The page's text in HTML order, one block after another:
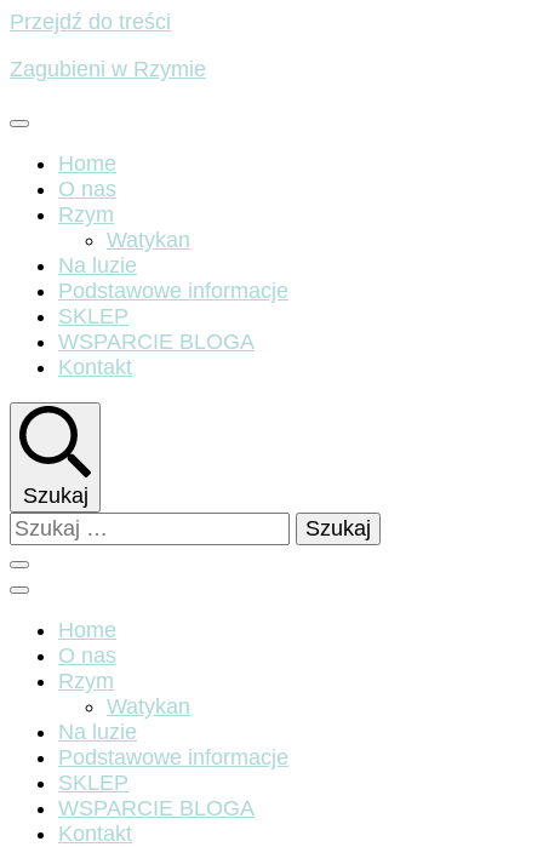
Przejdź do treści
Zagubieni w Rzymie
Home
O nas
Rzym
Watykan
Na luzie
Podstawowe informacje
SKLEP
WSPARCIE BLOGA
Kontakt
Szukaj
Szukaj:
Home
O nas
Rzym
Watykan
Na luzie
Podstawowe informacje
SKLEP
WSPARCIE BLOGA
Kontakt